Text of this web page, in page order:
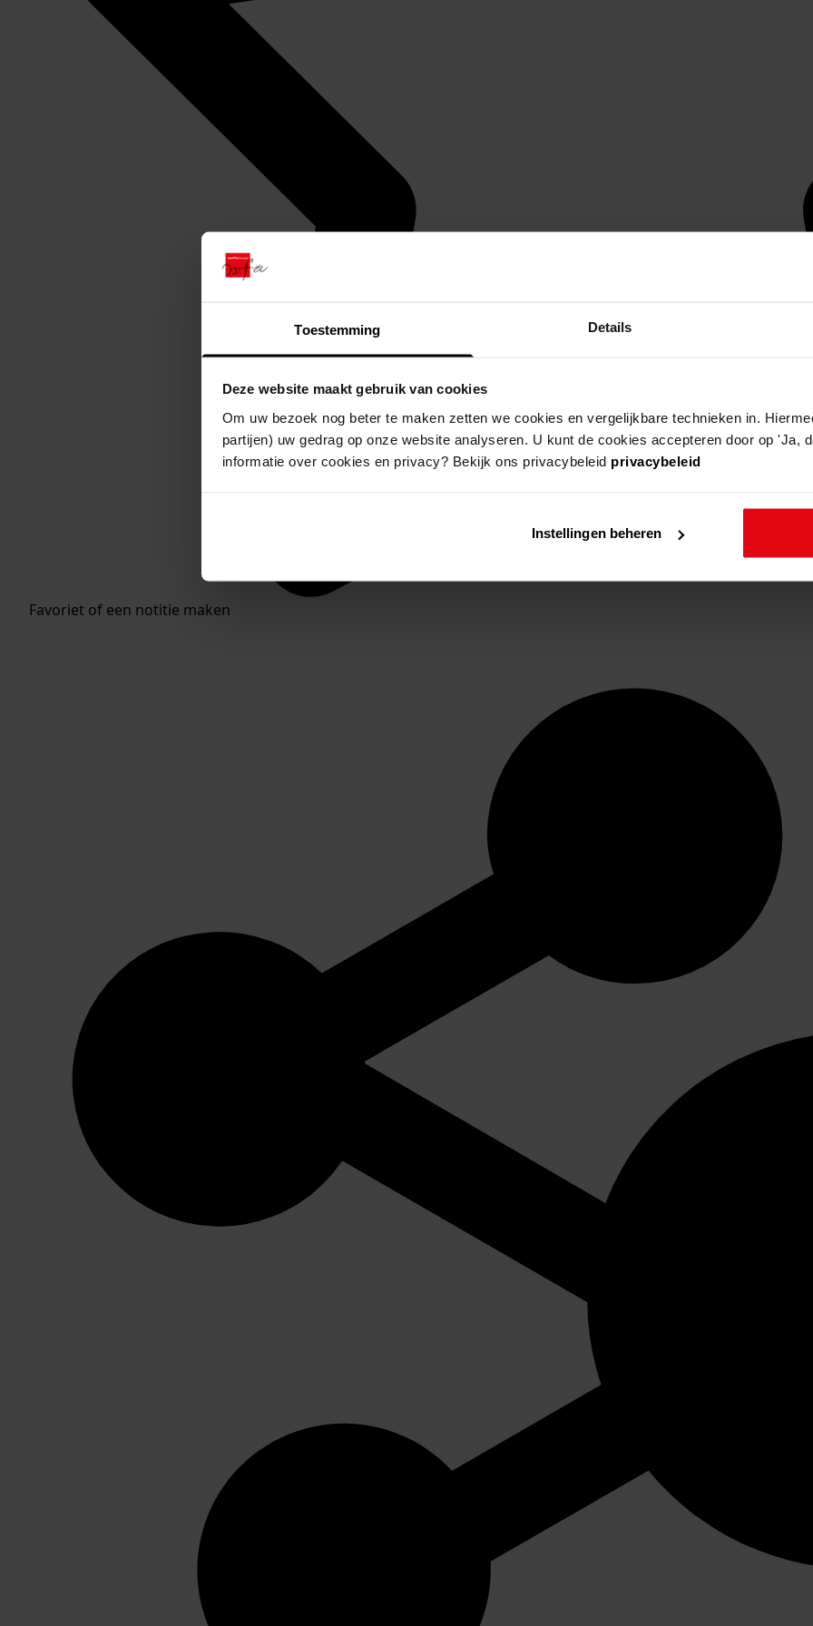
Toestemming Details
Deze website maakt gebruik van cookies
Om uw bezoek nog beter te maken zetten we cookies en vergelijkbare technieken in.
partijen) uw gedrag op onze website analyseren. U kunt de cookies accepteren door op 'Ja,
informatie over cookies en privacy? Bekijk ons privacybeleid privacybeleid
Instellingen beheren
Favoriet of een notitie maken